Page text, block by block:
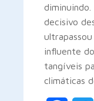
decisivo
influente
tangíveis
climáticas